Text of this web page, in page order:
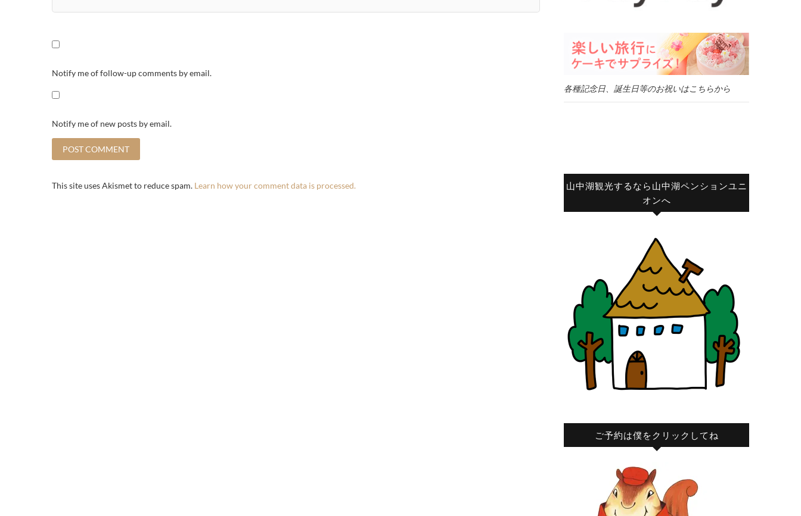
Notify me of follow-up comments by email.
Notify me of new posts by email.
This site uses Akismet to reduce spam. Learn how your comment data is processed.
各種記念日、誕生日等のお祝いはこちらから
山中湖観光するなら山中湖ペンションユニ
オンへ
ご予約は僕をクリックしてね